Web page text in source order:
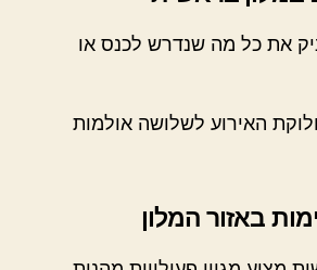
את כל מה שנדרש לכנס או
האירוע לשלושה אולמות
באזור המלון